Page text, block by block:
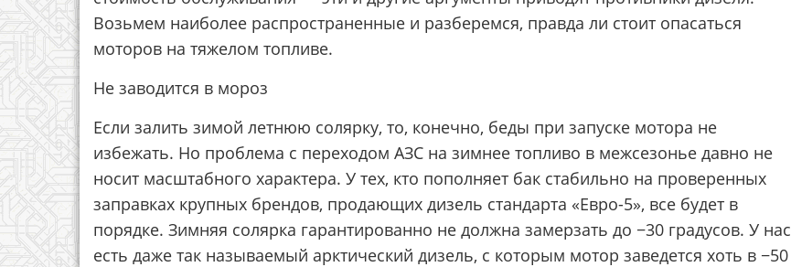
Возьмем наиболее распространенные и разберемся, правда ли стоит опасаться
моторов на тяжелом топливе.
Не заводится в мороз
Если залить зимой летнюю солярку, то, конечно, беды при запуске мотора не
избежать. Но проблема с переходом АЗС на зимнее топливо в межсезонье давно не
носит масштабного характера. У тех, кто пополняет бак стабильно на проверенных
заправках крупных брендов, продающих дизель стандарта «Евро-5», все будет в
порядке. Зимняя солярка гарантированно не должна замерзать до −30 градусов. У нас
есть даже так называемый арктический дизель, с которым мотор заведется хоть в −50